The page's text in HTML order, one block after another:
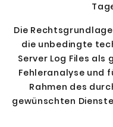
Die
die unbedingte
Server Log Files
Fehleranalyse und
Rahmen des
gewünschten